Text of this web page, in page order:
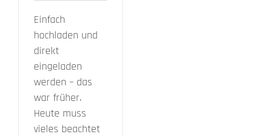
Einfach
hochladen und
direkt
eingeladen
werden – das
war früher.
Heute muss
vieles beachtet